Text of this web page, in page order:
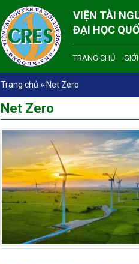
VIỆN TÀI
ĐẠI HỌC
TRANG CHỦ
Trang chủ » Net Zero
Net Zero